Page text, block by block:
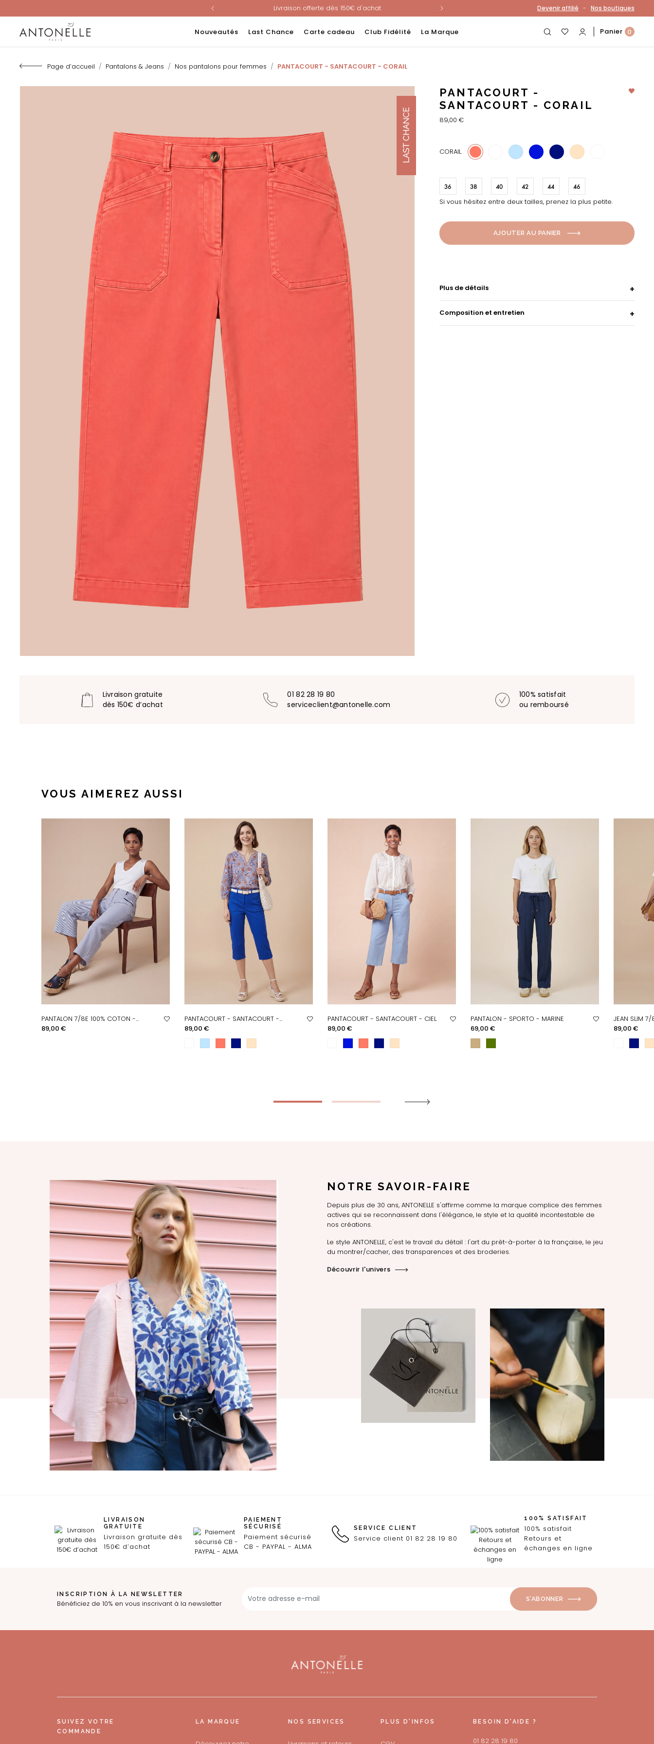
Livraison offerte dès 150€ d'achat
Nouveau ! Paiement en 3 ou 4 fois sans frais avec ALMA !
Last Chance : -60% sur une sélection jusqu'au 23/08 en vous connectant à votre compte
Devenir affilié - Nos boutiques
Nouveautés Last Chance Carte cadeau Club Fidélité La Marque Panier 0
Page d’accueil Pantalons & Jeans Nos pantalons pour femmes PANTACOURT - SANTACOURT - CORAIL
PANTACOURT -
SANTACOURT - CORAIL
89,00 €
CORAIL 28 62 331 18 216
36 38 40 42 44 46
Si vous hésitez entre deux tailles, prenez la plus petite.
AJOUTER AU PANIER
Plus de détails
Composition et entretien
Livraison gratuite
dès 150€ d’achat
01 82 28 19 80
serviceclient@antonelle.com
100% satisfait
ou remboursé
VOUS AIMEREZ AUSSI
PANTALON 7/8E 100% COTON -...
Prix
89,00 €
PANTACOURT - SANTACOURT -...
Prix
89,00 €
PANTACOURT - SANTACOURT - CIEL
Prix
89,00 €
PANTALON - SPORTO - MARINE
Prix
69,00 €
JEAN SLIM
Prix
89,00 €
NOTRE SAVOIR-FAIRE
Depuis plus de 30 ans, ANTONELLE s'affirme comme la marque complice des femmes
actives qui se reconnaissent dans l'élégance, le style et la qualité incontestable de
nos créations.
Le style ANTONELLE, c'est le travail du détail : l'art du prêt-à-porter à la française, le jeu
du montrer/cacher, des transparences et des broderies.
Découvrir l'univers
LIVRAISON
GRATUITE
Livraison gratuite dès
150€ d’achat
PAIEMENT
SÉCURISÉ
Paiement sécurisé
CB - PAYPAL - ALMA
SERVICE CLIENT
Service client 01 82 28 19 80
100% SATISFAIT
100% satisfait
Retours et
échanges en ligne
INSCRIPTION À LA NEWSLETTER
Bénéficiez de 10% en vous inscrivant à la newsletter
S’ABONNER
SUIVEZ VOTRE
COMMANDE
BESOIN D'AIDE ?
01 82 28 19 80
LA MARQUE NOS SERVICES PLUS D'INFOS